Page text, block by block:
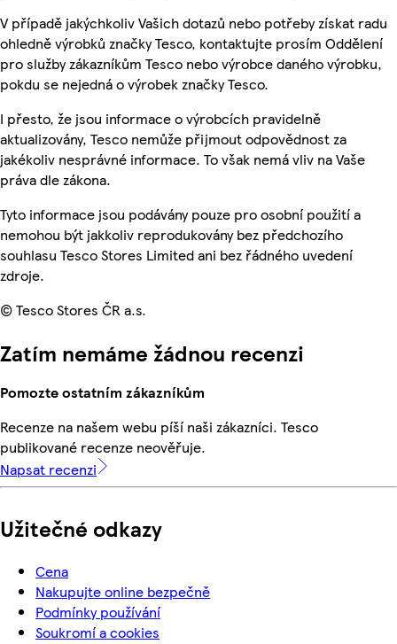
V případě jakýchkoliv Vašich dotazů nebo potřeby získat radu
ohledně výrobků značky Tesco, kontaktujte prosím Oddělení
pro služby zákazníkům Tesco nebo výrobce daného výrobku,
pokdu se nejedná o výrobek značky Tesco.
I přesto, že jsou informace o výrobcích pravidelně
aktualizovány, Tesco nemůže přijmout odpovědnost za
jakékoliv nesprávné informace. To však nemá vliv na Vaše
práva dle zákona.
Tyto informace jsou podávány pouze pro osobní použití a
nemohou být jakkoliv reprodukovány bez předchozího
souhlasu Tesco Stores Limited ani bez řádného uvedení
zdroje.
© Tesco Stores ČR a.s.
Zatím nemáme žádnou recenzi
Pomozte ostatním zákazníkům
Recenze na našem webu píší naši zákazníci. Tesco
publikované recenze neověřuje.
Napsat recenzi
Užitečné odkazy
Cena
Nakupujte online bezpečně
Podmínky používání
Soukromí a cookies